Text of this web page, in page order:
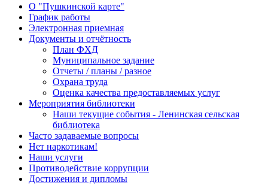
О "Пушкинской карте"
График работы
Электронная приемная
Документы и отчётность
План ФХД
Муниципальное задание
Отчеты / планы / разное
Охрана труда
Оценка качества предоставляемых услуг
Мероприятия библиотеки
Наши текущие события - Ленинская сельская
библиотека
Часто задаваемые вопросы
Нет наркотикам!
Наши услуги
Противодействие коррупции
Достижения и дипломы